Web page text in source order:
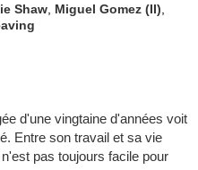
Shaw Miguel Gomez (II)
d'une vingtaine d'années voit
Entre son travail et sa vie
pas toujours facile pour